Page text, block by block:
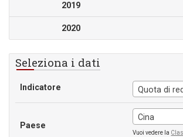
2019
2020
Seleziona i dati
Indicatore
Paese
Cina
Vuoi vedere la